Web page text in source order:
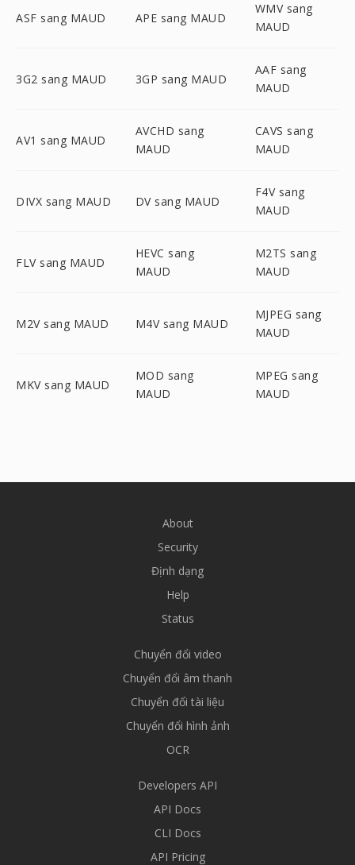
ASF sang MAUD APE sang MAUD
WMV sang
MAUD
3G2 sang MAUD 3GP sang MAUD
AAF sang
MAUD
AV1 sang MAUD
AVCHD sang
MAUD
CAVS sang
MAUD
DIVX sang MAUD DV sang MAUD
F4V sang
MAUD
FLV sang MAUD
HEVC sang
MAUD
M2TS sang
MAUD
M2V sang MAUD M4V sang MAUD
MJPEG sang
MAUD
MKV sang MAUD
MOD sang
MAUD
MPEG sang
MAUD
About
Security
Định dạng
Help
Status
Chuyển đổi video
Chuyển đổi âm thanh
Chuyển đổi tài liệu
Chuyển đổi hình ảnh
OCR
Developers API
API Docs
CLI Docs
API Pricing